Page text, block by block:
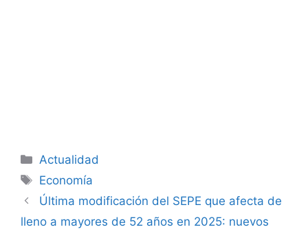
Categorías
Actualidad
Etiquetas
Economía
Última modificación del SEPE que afecta de
lleno a mayores de 52 años en 2025: nuevos